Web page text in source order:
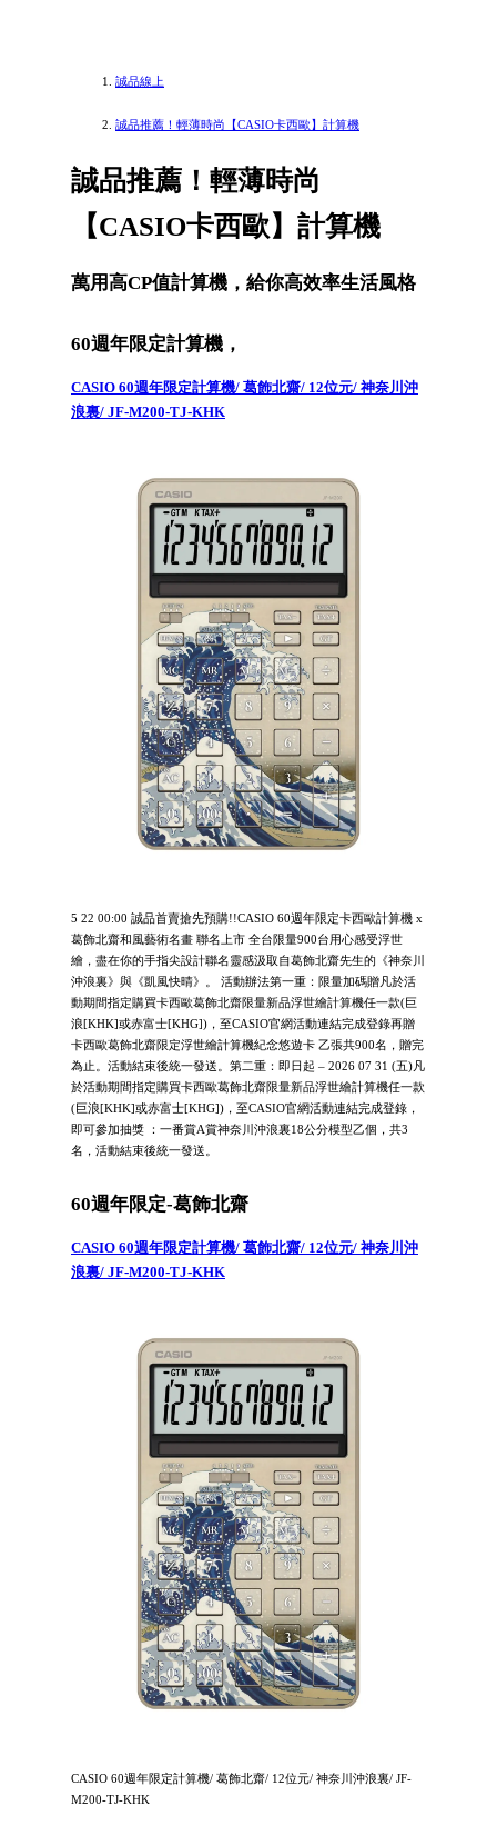
誠品線上
誠品推薦！輕薄時尚【CASIO卡西歐】計算機
誠品推薦！輕薄時尚
【CASIO卡西歐】計算機
萬用高CP值計算機，給你高效率生活風格
60週年限定計算機，
CASIO 60週年限定計算機/ 葛飾北齋/ 12位元/ 神奈川沖
浪裏/ JF-M200-TJ-KHK
5 22 00:00 誠品首賣搶先預購!!CASIO 60週年限定卡西歐計算機 x
葛飾北齋和風藝術名畫 聯名上市 全台限量900台用心感受浮世
繪，盡在你的手指尖設計聯名靈感汲取自葛飾北齋先生的《神奈川
沖浪裏》與《凱風快晴》。 活動辦法第一重：限量加碼贈凡於活
動期間指定購買卡西歐葛飾北齋限量新品浮世繪計算機任一款(巨
浪[KHK]或赤富士[KHG])，至CASIO官網活動連結完成登錄再贈
卡西歐葛飾北齋限定浮世繪計算機紀念悠遊卡 乙張共900名，贈完
為止。活動結束後統一發送。第二重：即日起 – 2026 07 31 (五)凡
於活動期間指定購買卡西歐葛飾北齋限量新品浮世繪計算機任一款
(巨浪[KHK]或赤富士[KHG])，至CASIO官網活動連結完成登錄，
即可參加抽獎 ：一番賞A賞神奈川沖浪裏18公分模型乙個，共3
名，活動結束後統一發送。
60週年限定-葛飾北齋
CASIO 60週年限定計算機/ 葛飾北齋/ 12位元/ 神奈川沖
浪裏/ JF-M200-TJ-KHK
CASIO 60週年限定計算機/ 葛飾北齋/ 12位元/ 神奈川沖浪裏/ JF-
M200-TJ-KHK